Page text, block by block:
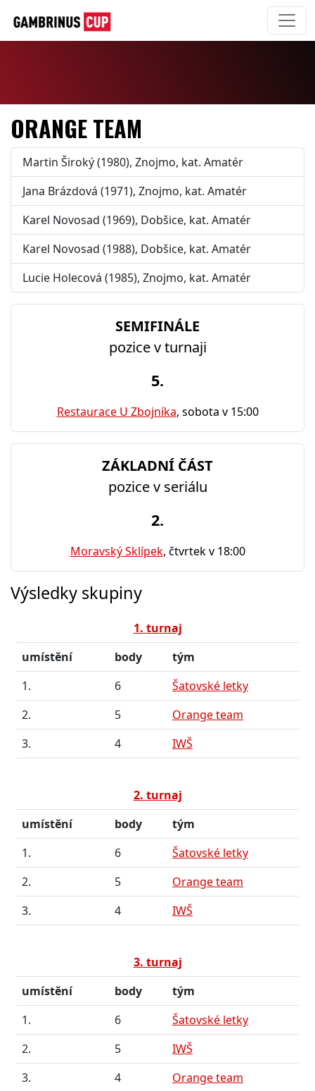
ORANGE TEAM
Martin Široký (1980), Znojmo, kat. Amatér
Jana Brázdová (1971), Znojmo, kat. Amatér
Karel Novosad (1969), Dobšice, kat. Amatér
Karel Novosad (1988), Dobšice, kat. Amatér
Lucie Holecová (1985), Znojmo, kat. Amatér
SEMIFINÁLE
pozice v turnaji
5.
Restaurace U Zbojníka, sobota v 15:00
ZÁKLADNÍ ČÁST
pozice v seriálu
2.
Moravský Sklípek, čtvrtek v 18:00
Výsledky skupiny
1. turnaj
umístění
body
tým
1.
6
Šatovské letky
2.
5
Orange team
3.
4 IWŠ
2. turnaj
umístění
body
tým
1.
6
Šatovské letky
2.
5
Orange team
3.
4 IWŠ
3. turnaj
umístění
body
tým
1.
6
Šatovské letky
2.
5
IWŠ
3.
4 Orange team